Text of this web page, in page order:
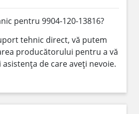
pentru 9904-120-13816?
tehnic direct, vă putem
producătorului pentru a vă
de care aveți nevoie.